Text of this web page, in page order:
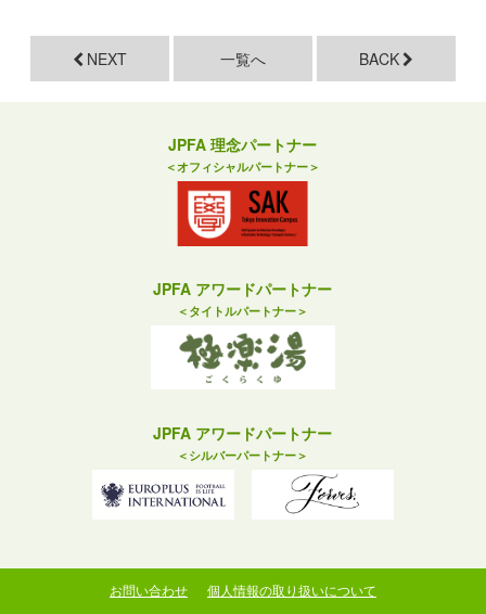
NEXT 一覧へ BACK
JPFA 理念パートナー
＜オフィシャルパートナー＞
JPFA アワードパートナー
＜タイトルパートナー＞
JPFA アワードパートナー
＜シルバーパートナー＞
お問い合わせ 個人情報の取り扱いについて